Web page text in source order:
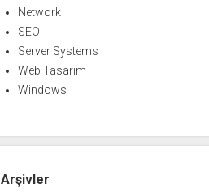
Network
SEO
Server Systems
Web Tasarım
Windows
Arşivler